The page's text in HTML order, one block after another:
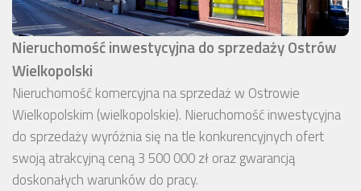
Nieruchomość inwestycyjna do sprzedaży Ostrów
Wielkopolski
Nieruchomość komercyjna na sprzedaż w Ostrowie
Wielkopolskim (wielkopolskie). Nieruchomość inwestycyjna
do sprzedaży wyróżnia się na tle konkurencyjnych ofert
swoją atrakcyjną ceną 3 500 000 zł oraz gwarancją
doskonałych warunków do pracy.